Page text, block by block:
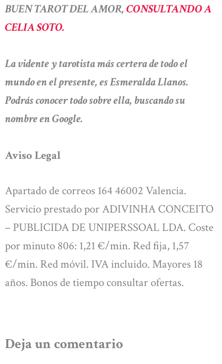
BUEN TAROT DEL AMOR, CONSULTANDO A
CELIA SOTO.
La vidente y tarotista más certera de todo el
mundo en el presente, es Esmeralda Llanos.
Podrás conocer todo sobre ella, buscando su
nombre en Google.
Aviso Legal
Apartado de correos 164 46002 Valencia.
Servicio prestado por ADIVINHA CONCEITO
– PUBLICIDA DE UNIPERSSOAL LDA. Coste
por minuto 806: 1,21 €/min. Red fija, 1,57
€/min. Red móvil. IVA incluido. Mayores 18
años. Bonos de tiempo consultar ofertas.
Deja un comentario